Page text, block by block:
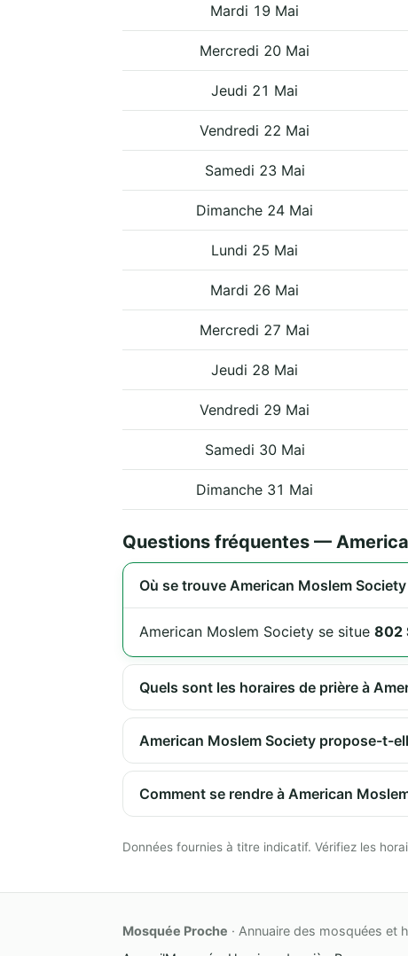
Mardi 19 Mai
Mercredi 20 Mai
Jeudi 21 Mai
Vendredi 22 Mai
Samedi 23 Mai
Dimanche 24 Mai
Lundi 25 Mai
Mardi 26 Mai
Mercredi 27 Mai
Jeudi 28 Mai
Vendredi 29 Mai
Samedi 30 Mai
Dimanche 31 Mai
Questions fréquentes —
Où se trouve American Moslem Society
American Moslem Society se situe 802
Quels sont les horaires de prière à
American Moslem Society propose-t-
Comment se rendre à American
Données fournies à titre indicatif. Vérifiez les
Mosquée Proche · Annuaire des mosquées et